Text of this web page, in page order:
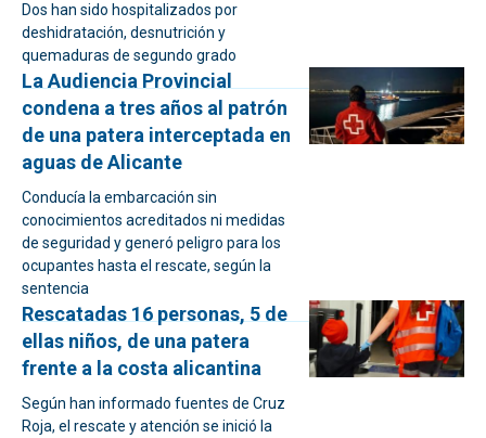
Dos han sido hospitalizados por
deshidratación, desnutrición y
quemaduras de segundo grado
La Audiencia Provincial
condena a tres años al patrón
de una patera interceptada en
aguas de Alicante
Conducía la embarcación sin
conocimientos acreditados ni medidas
de seguridad y generó peligro para los
ocupantes hasta el rescate, según la
sentencia
Rescatadas 16 personas, 5 de
ellas niños, de una patera
frente a la costa alicantina
Según han informado fuentes de Cruz
Roja, el rescate y atención se inició la